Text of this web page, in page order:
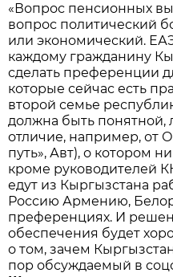
«Вопрос пенсионных
вопрос политический
или экономический.
каждому гражданину
сделать преференции
которые сейчас есть
второй семье
должна быть понятной,
отличие, например, от
путь», Авт), о котором
кроме руководителей
едут из Кыргызстана
Россию Армению,
преференциях. И
обеспечения будет
о том, зачем
пор обсуждаемый в